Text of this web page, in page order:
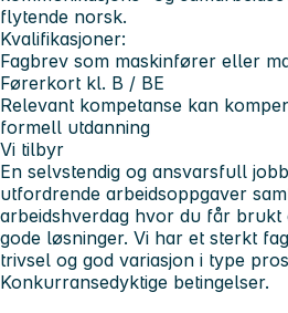
flytende norsk.
Kvalifikasjoner:
Fagbrev som maskinfører eller
Førerkort kl. B / BE
Relevant kompetanse kan
formell utdanning
Vi tilbyr
En selvstendig og ansvarsfull
utfordrende arbeidsoppgaver
arbeidshverdag hvor du får brukt
gode løsninger. Vi har et sterkt
trivsel og god variasjon i type
Konkurransedyktige betingelser.